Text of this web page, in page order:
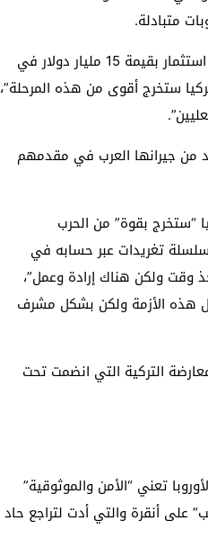
متبادلة.
وقالت الرئاسة التركية إنه خلال لقائه أردوغان أكد الامير ان “قطر ستضع سريعا برنامج استثمار بقيمة 15 مليار دولار في
ستخرج أقوى من هذه المرحلة”،
من جيرانها العرب في مقدمهم
“ستخرج بقوة” من الحرب
تغريدات عبر حسابه في
وقت ولكن هناك إرادة وعمل”،
هذه الأزمة ولكن بشكل مشرف
التركية التي انضمت تحت
تعني “الأمن والموثوقية”
على أنقرة والتي أدت لتراجع حاد